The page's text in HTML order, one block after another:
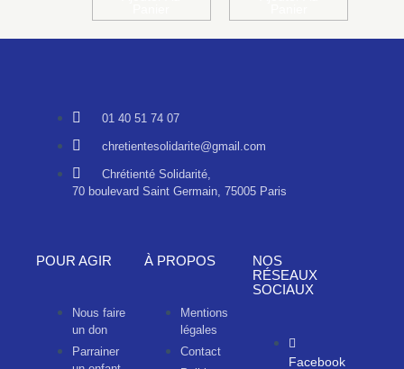
01 40 51 74 07
chretientesolidarite@gmail.com
Chrétienté Solidarité,
70 boulevard Saint Germain, 75005 Paris
POUR AGIR
Nous faire
un don
Parrainer
À PROPOS
Mentions
légales
Contact
NOS
RÉSEAUX
SOCIAUX
Facebook